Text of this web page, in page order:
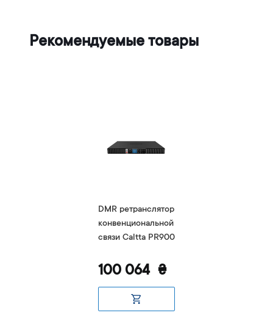
Рекомендуемые товары
DMR ретранслятор
конвенциональной
связи Caltta PR900
100 064 ₴